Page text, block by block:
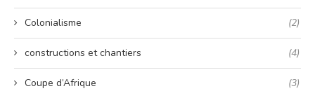
Colonialisme (2)
constructions et chantiers (4)
Coupe d’Afrique (3)